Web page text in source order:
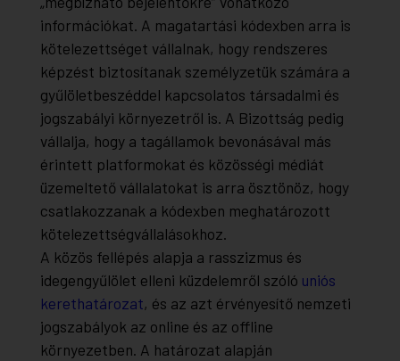
információkat. A magatartási kódexben arra is
kötelezettséget vállalnak, hogy rendszeres
képzést biztosítanak személyzetük számára a
gyűlöletbeszéddel kapcsolatos társadalmi és
jogszabályi környezetről is. A Bizottság pedig
vállalja, hogy a tagállamok bevonásával más
érintett platformokat és közösségi médiát
üzemeltető vállalatokat is arra ösztönöz, hogy
csatlakozzanak a kódexben meghatározott
kötelezettségvállalásokhoz.
A közös fellépés alapja a rasszizmus és
idegengyűlölet elleni küzdelemről szóló uniós
kerethatározat, és az azt érvényesítő nemzeti
jogszabályok az online és az offline
környezetben. A határozat alapján